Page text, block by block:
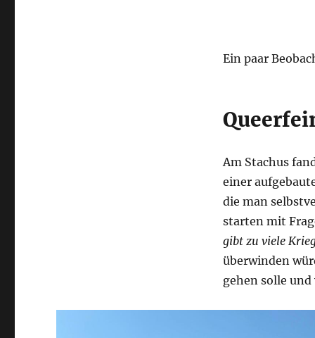
Ein paar
Am Stachus
einer
die man
starten mit
gibt zu viele
überwinden
gehen solle